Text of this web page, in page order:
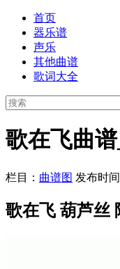
首页
器乐谱
声乐
其他曲谱
歌词大全
歌在飞曲
栏目： 曲谱图 发布时
歌在飞 葫芦丝